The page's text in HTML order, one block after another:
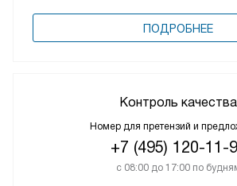
ПОДРОБНЕЕ
Контроль качества
Номер для претензий и
+7 (495) 120-11-
с 08:00 до 17:00 по